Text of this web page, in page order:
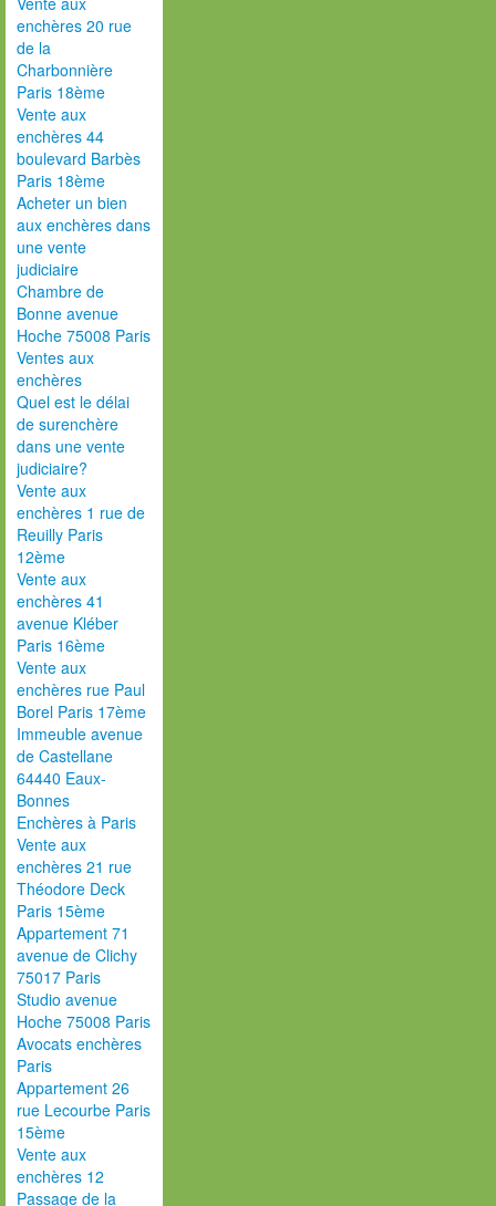
enchères 20 rue
de la
Charbonnière
Paris 18ème
Vente aux
enchères 44
boulevard Barbès
Paris 18ème
Acheter un bien
aux enchères dans
une vente
judiciaire
Chambre de
Bonne avenue
Hoche 75008 Paris
Ventes aux
enchères
Quel est le délai
de surenchère
dans une vente
judiciaire?
Vente aux
enchères 1 rue de
Reuilly Paris
12ème
Vente aux
enchères 41
avenue Kléber
Paris 16ème
Vente aux
enchères rue Paul
Borel Paris 17ème
Immeuble avenue
de Castellane
64440 Eaux-
Bonnes
Enchères à Paris
Vente aux
enchères 21 rue
Théodore Deck
Paris 15ème
Appartement 71
avenue de Clichy
75017 Paris
Studio avenue
Hoche 75008 Paris
Avocats enchères
Paris
Appartement 26
rue Lecourbe Paris
15ème
Vente aux
enchères 12
Passage de la